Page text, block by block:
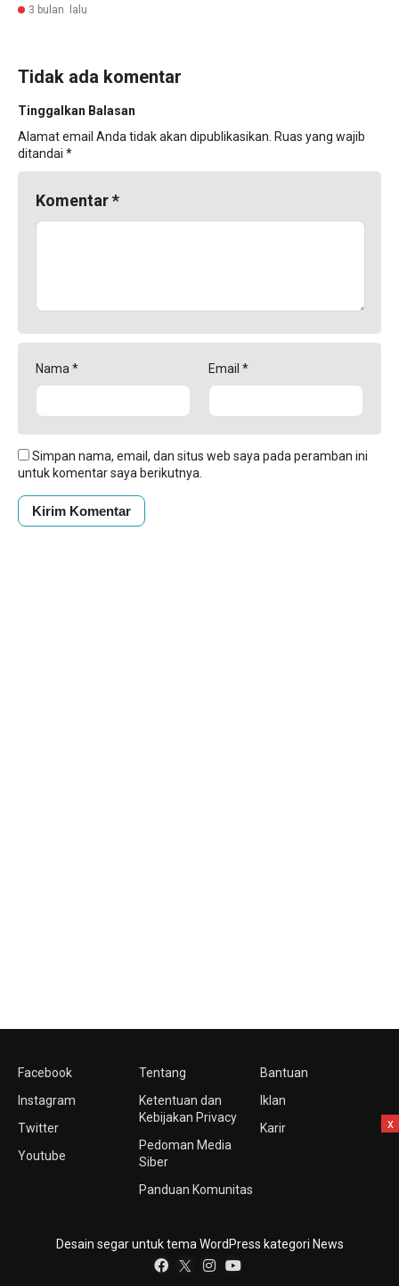
3 bulan lalu
Tidak ada komentar
Tinggalkan Balasan
Alamat email Anda tidak akan dipublikasikan. Ruas yang wajib
ditandai *
Komentar*
Nama * Email *
Simpan nama, email, dan situs web saya pada peramban ini
untuk komentar saya berikutnya.
Facebook
Instagram
Twitter
Youtube
Tentang
Ketentuan dan
Kebijakan Privacy
Pedoman Media
Siber
Panduan Komunitas
Bantuan
Iklan
Karir
Desain segar untuk tema WordPress kategori News
x